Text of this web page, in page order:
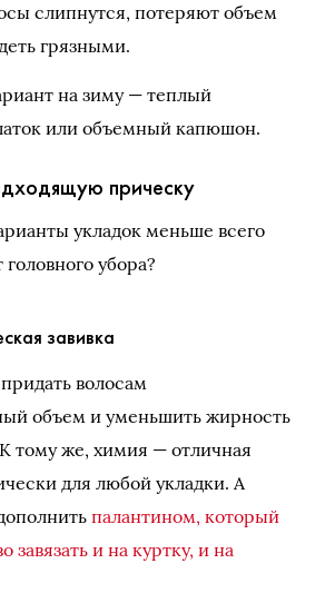
слипнутся, потеряют объем
грязными.
на зиму — теплый
или объемный капюшон.
прическу
укладок меньше всего
убора?
завивка
волосам
объем и уменьшить жирность
тому же, химия — отличная
для любой укладки. А
палантином, который
завязать и на куртку, и на